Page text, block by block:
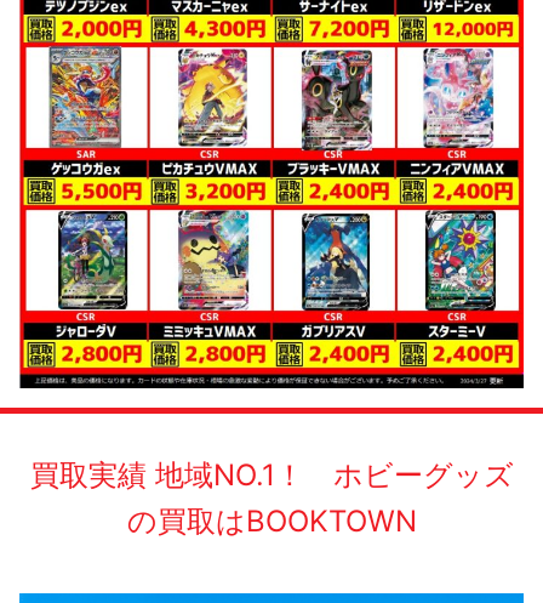
買取実績 地域NO.1！ ホビーグッズ
の買取はBOOKTOWN